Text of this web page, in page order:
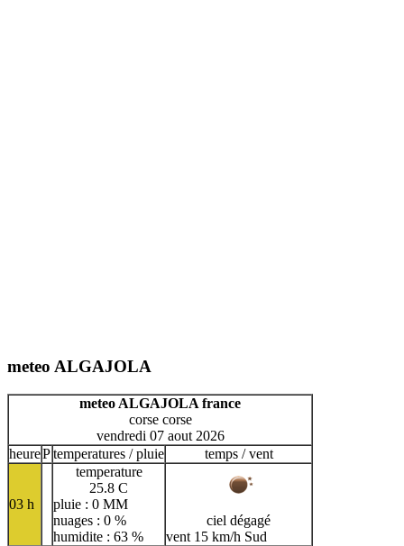
meteo ALGAJOLA
meteo ALGAJOLA france
corse corse
vendredi 07 aout 2026
heurePtemperatures / pluie temps / vent
03 h
temperature
25.8 C
pluie : 0 MM
nuages : 0 %
humidite : 63 %
ciel dégagé
vent 15 km/h Sud